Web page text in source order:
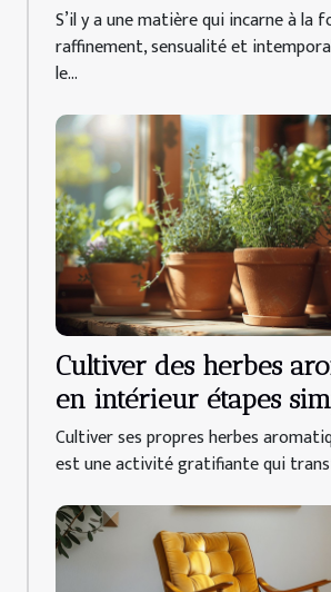
S’il y a une matière qui incarne à la
raffinement, sensualité et
le...
Cultiver des herbes
en intérieur étapes
débutants
Cultiver ses propres herbes
est une activité gratifiante qui